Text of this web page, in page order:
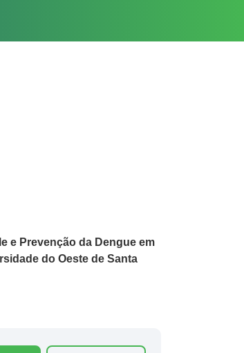
e Prevenção da Dengue em
do Oeste de Santa